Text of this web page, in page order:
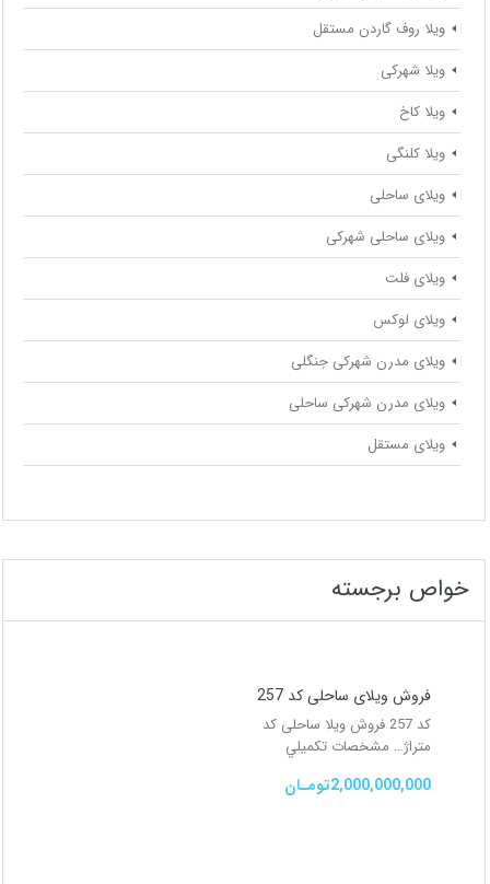
ویلا روف گاردن مستقل
ویلا شهرکی
ویلا کاخ
ویلا کلنگی
ویلای ساحلی
ویلای ساحلی شهرکی
ویلای فلت
ویلای لوکس
ویلای مدرن شهرکی جنگلی
ویلای مدرن شهرکی ساحلی
ویلای مستقل
خواص برجسته
فروش ویلای ساحلی کد 257
کد 257 فروش ویلا ساحلی کد
متراژ… مشخصات تكميلي
2,000,000,000تومـان